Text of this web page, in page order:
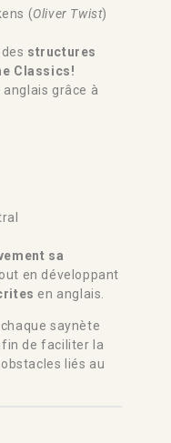
(Oliver Twist)
structures
Classics!
grâce à
sa
en développant
en anglais.
saynète
de faciliter la
liés au